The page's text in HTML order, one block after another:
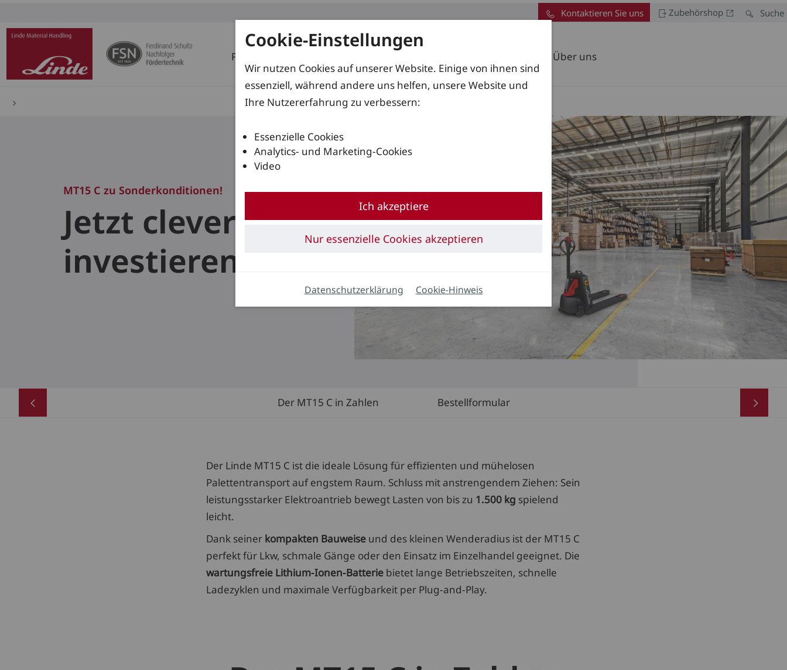
Produkte Über uns
Suche
Zubehörshop
Kontaktieren Sie uns
MT15 C zu Sonderkonditionen!
Jetzt clever
investieren.
Der MT15 C in Zahlen Bestellformular
Der Linde MT15 C ist die ideale Lösung für effizienten und mühelosen
Palettentransport auf engstem Raum. Schluss mit anstrengendem Ziehen: Sein
leistungsstarker Elektroantrieb bewegt Lasten von bis zu 1.500 kg spielend
leicht.
Dank seiner kompakten Bauweiseund des kleinen Wenderadius ist der MT15 C
perfekt für Lkw, schmale Gänge oder den Einsatz im Einzelhandel geeignet. Die
wartungsfreie Lithium-Ionen-Batteriebietet lange Betriebszeiten, schnelle
Ladezyklen und maximale Verfügbarkeit per Plug-and-Play.
Cookie-Einstellungen
Wir nutzen Cookies auf unserer Website. Einige von ihnen sind
essenziell, während andere uns helfen, unsere Website und
Ihre Nutzererfahrung zu verbessern:
Essenzielle Cookies
Analytics- und Marketing-Cookies
Video
Ich akzeptiere
Nur essenzielle Cookies akzeptieren
Datenschutzerklärung Cookie-Hinweis